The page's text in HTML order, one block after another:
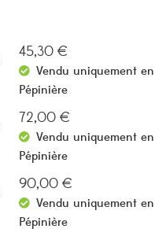
45,30 €
Vendu uniquement en
Pépinière
72,00 €
Vendu uniquement en
Pépinière
90,00 €
Vendu uniquement en
Pépinière